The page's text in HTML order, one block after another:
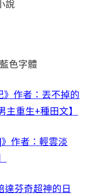
說
色字體
》作者：丟不掉的
重生+種田文】
作者：輕雲淡
達芬奇超神的日